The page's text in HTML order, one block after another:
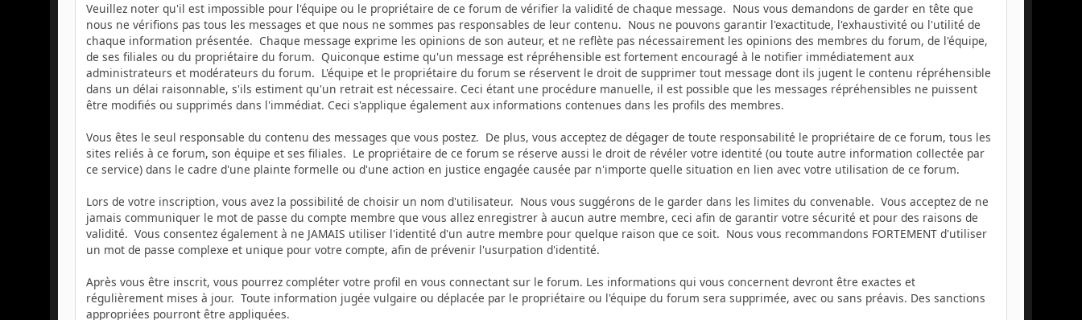
Veuillez noter qu'il est impossible pour l'équipe ou le propriétaire de ce forum de vérifier la validité de chaque message. Nous vous demandons de garder en tête que
nous ne vérifions pas tous les messages et que nous ne sommes pas responsables de leur contenu. Nous ne pouvons garantir l'exactitude, l'exhaustivité ou l'utilité de
chaque information présentée. Chaque message exprime les opinions de son auteur, et ne reflète pas nécessairement les opinions des membres du forum, de l'équipe,
de ses filiales ou du propriétaire du forum. Quiconque estime qu'un message est répréhensible est fortement encouragé à le notifier immédiatement aux
administrateurs et modérateurs du forum. L'équipe et le propriétaire du forum se réservent le droit de supprimer tout message dont ils jugent le contenu répréhensible
dans un délai raisonnable, s'ils estiment qu'un retrait est nécessaire. Ceci étant une procédure manuelle, il est possible que les messages répréhensibles ne puissent
être modifiés ou supprimés dans l'immédiat. Ceci s'applique également aux informations contenues dans les profils des membres.
Vous êtes le seul responsable du contenu des messages que vous postez. De plus, vous acceptez de dégager de toute responsabilité le propriétaire de ce forum, tous les
sites reliés à ce forum, son équipe et ses filiales. Le propriétaire de ce forum se réserve aussi le droit de révéler votre identité (ou toute autre information collectée par
ce service) dans le cadre d'une plainte formelle ou d'une action en justice engagée causée par n'importe quelle situation en lien avec votre utilisation de ce forum.
Lors de votre inscription, vous avez la possibilité de choisir un nom d'utilisateur. Nous vous suggérons de le garder dans les limites du convenable. Vous acceptez de ne
jamais communiquer le mot de passe du compte membre que vous allez enregistrer à aucun autre membre, ceci afin de garantir votre sécurité et pour des raisons de
validité. Vous consentez également à ne JAMAIS utiliser l'identité d'un autre membre pour quelque raison que ce soit. Nous vous recommandons FORTEMENT d'utiliser
un mot de passe complexe et unique pour votre compte, afin de prévenir l'usurpation d'identité.
Après vous être inscrit, vous pourrez compléter votre profil en vous connectant sur le forum. Les informations qui vous concernent devront être exactes et
régulièrement mises à jour. Toute information jugée vulgaire ou déplacée par le propriétaire ou l'équipe du forum sera supprimée, avec ou sans préavis. Des sanctions
appropriées pourront être appliquées.